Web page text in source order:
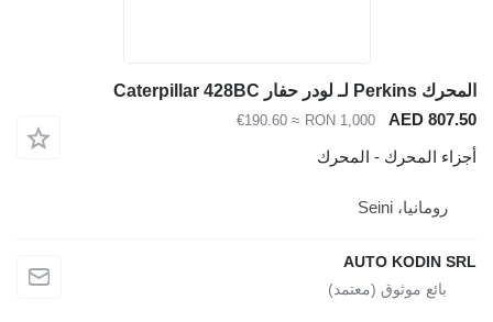
المحرك Perkins لـ لودر حفار Caterpillar 428BC
AED 807.50
RON 1,000
≈ €190.60
أجزاء المحرك - المحرك
رومانيا، Seini
AUTO KODIN SRL